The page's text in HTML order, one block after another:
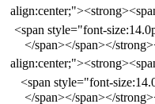
<span style="font-
</span></span></
<span style="font-
</span></span></